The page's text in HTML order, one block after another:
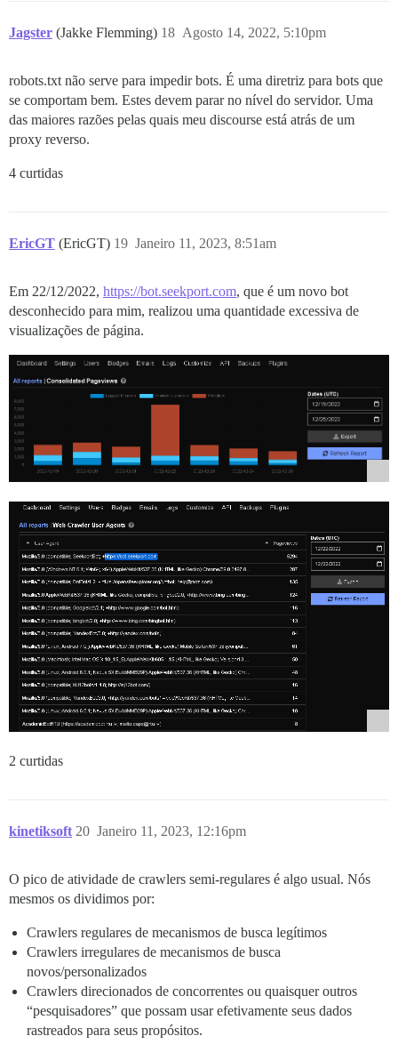
Jagster (Jakke Flemming) Agosto 14, 2022, 5:10pm
18
robots.txt não serve para impedir bots. É uma diretriz para bots que
se comportam bem. Estes devem parar no nível do servidor. Uma
das maiores razões pelas quais meu discourse está atrás de um
proxy reverso.
4 curtidas
EricGT (EricGT) Janeiro 11, 2023, 8:51am
19
Em 22/12/2022, https://bot.seekport.com, que é um novo bot
desconhecido para mim, realizou uma quantidade excessiva de
visualizações de página.
2 curtidas
kinetiksoft Janeiro 11, 2023, 12:16pm
20
O pico de atividade de crawlers semi-regulares é algo usual. Nós
mesmos os dividimos por:
Crawlers regulares de mecanismos de busca legítimos
Crawlers irregulares de mecanismos de busca
novos/personalizados
Crawlers direcionados de concorrentes ou quaisquer outros
“pesquisadores” que possam usar efetivamente seus dados
rastreados para seus propósitos.